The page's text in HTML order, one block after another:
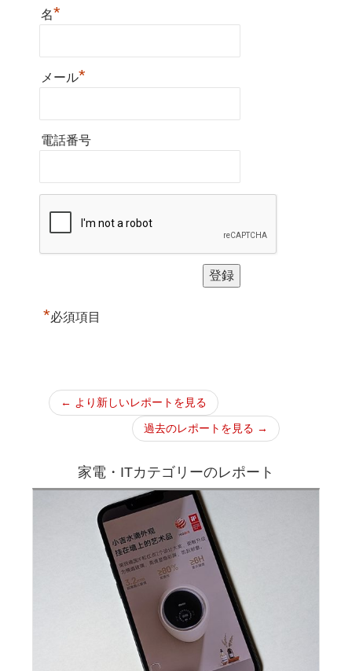
名*
メール*
電話番号
*必須項目
← より新しいレポートを見る
過去のレポートを見る →
家電・ITカテゴリーのレポート